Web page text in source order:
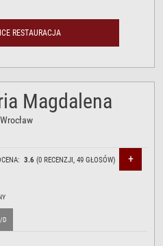
RESTAURACJA
Magdalena
3.6 (0 RECENZJI,49 GŁOSÓW) +
D